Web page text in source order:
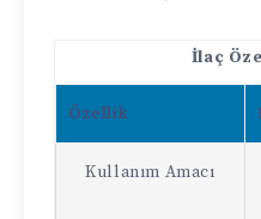
İlaç
Özellik
Kullanım Amacı